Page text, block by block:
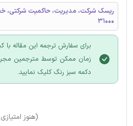
ریسک شرکت، مدیریت، حاکمیت شرکتی،
31000
برای سفارش ترجمه این مقاله با
زمان ممکن توسط مترجمین
دکمه سبز رنگ کلیک نمایید.
(هنوز